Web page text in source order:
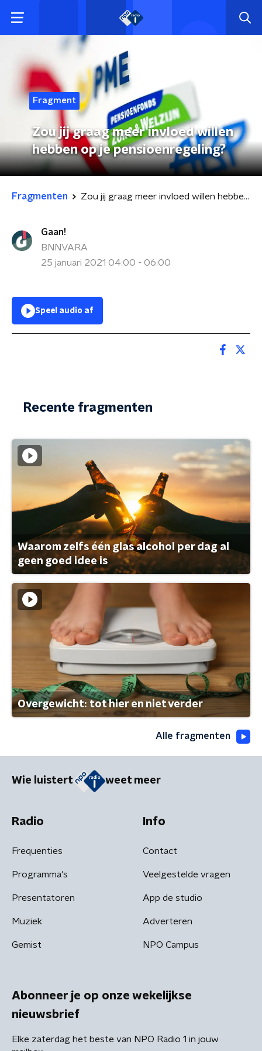
Fragment
Zou jij graag meer invloed willen
hebben op je pensioenregeling?
Fragmenten Zou jij graag meer invloed willen hebben op je pensioenregeling?
Gaan!
BNNVARA
25 januari 2021 04:00 - 06:00
Speel audio af
Recente fragmenten
Waarom zelfs één glas alcohol per dag al
geen goed idee is
Overgewicht: tot hier en niet verder
Alle fragmenten
Wie luistert weet meer
Radio
Frequenties
Programma's
Presentatoren
Muziek
Gemist
Info
Contact
Veelgestelde vragen
App de studio
Adverteren
NPO Campus
Abonneer je op onze wekelijkse
nieuwsbrief
Elke zaterdag het beste van NPO Radio 1 in jouw